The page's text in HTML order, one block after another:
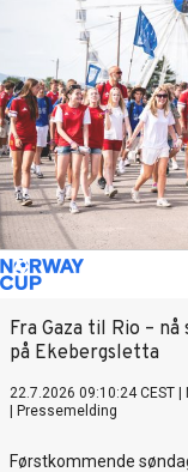
Fra Gaza til Rio –
på Ekebergsletta
22.7.2026 09:10:24 CEST
Pressemelding
Førstkommende